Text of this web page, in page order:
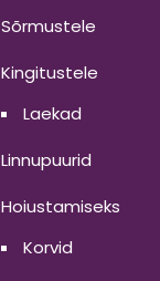
Sõrmustele
Kingitustele
Laekad
Linnupuurid
Hoiustamiseks
Korvid